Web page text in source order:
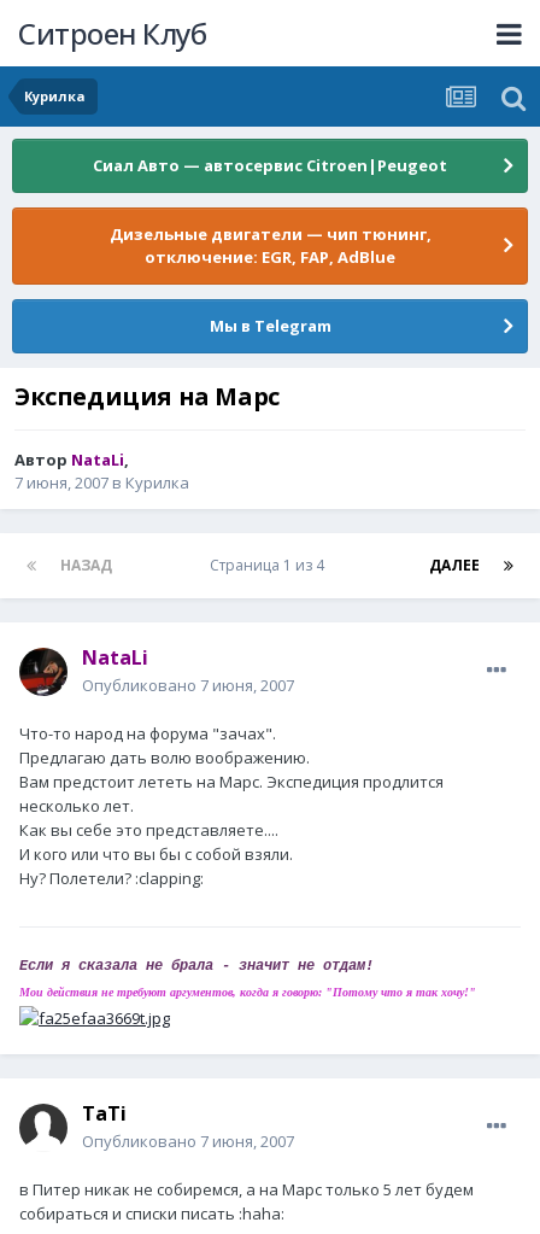
Ситроен Клуб
Курилка
Сиал Авто — автосервис Citroen|Peugeot
Дизельные двигатели — чип тюнинг,
отключение: EGR, FAP, AdBlue
Мы в Telegram
Экспедиция на Марс
Автор NataLi,
7 июня, 2007 в Курилка
НАЗАД ДАЛЕЕ
Страница 1 из 4
NataLi
Опубликовано 7 июня, 2007
Что-то народ на форума "зачах".
Предлагаю дать волю воображению.
Вам предстоит лететь на Марс. Экспедиция продлится
несколько лет.
Как вы себе это представляете....
И кого или что вы бы с собой взяли.
Ну? Полетели? :clapping:
Если я сказала не брала - значит не отдам!
Мои действия не требуют аргументов, когда я говорю: "Потому что я так хочу!"
TaTi
Опубликовано 7 июня, 2007
в Питер никак не собиремся, а на Марс только 5 лет будем
собираться и списки писать :haha: